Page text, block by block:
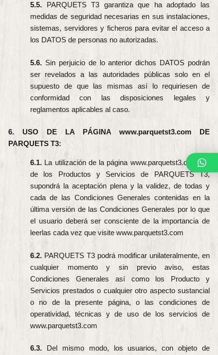
5.5. PARQUETS T3 garantiza que ha adoptado las
medidas de seguridad necesarias en sus instalaciones,
sistemas, servidores y ficheros para evitar el acceso a
los DATOS de personas no autorizadas.
5.6. Sin perjuicio de lo anterior dichos DATOS podrán
ser revelados a las autoridades públicas solo en el
supuesto de que las mismas así lo requiriesen de
conformidad con las disposiciones legales y
reglamentos aplicables al caso.
6. USO DE LA PÁGINA www.parquetst3.com DE
PARQUETS T3:
6.1. La utilización de la página www.parquetst3.com y/o
de los Productos y Servicios de PARQUETS T3,
supondrá la aceptación plena y la validez, de todas y
cada de las Condiciones Generales contenidas en la
última versión de las Condiciones Generales por lo que
el usuario deberá ser consciente de la importancia de
leerlas cada vez que visite www.parquetst3.com
6.2. PARQUETS T3 podrá modificar unilateralmente, en
cualquier momento y sin previo aviso, estas
Condiciones Generales así como los Producto y
Servicios prestados o cualquier otro aspecto sustancial
o no de la presente página, o las condiciones de
operatividad, técnicas y de uso de los servicios de
www.parquetst3.com
6.3. Del mismo modo, los usuarios, con objeto de